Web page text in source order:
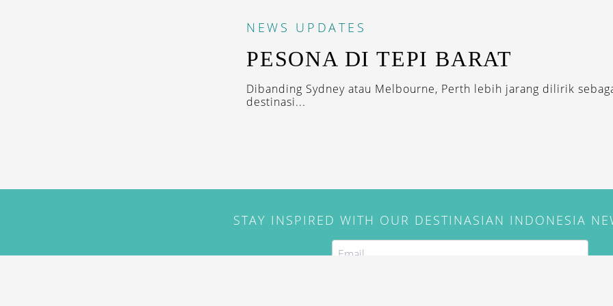
NEWS UPDATES
PESONA DI TEPI BARAT
Dibanding Sydney atau Melbourne, Perth lebih jarang dilirik
destinasi...
STAY INSPIRED WITH OUR DESTINASIAN INDONESIA